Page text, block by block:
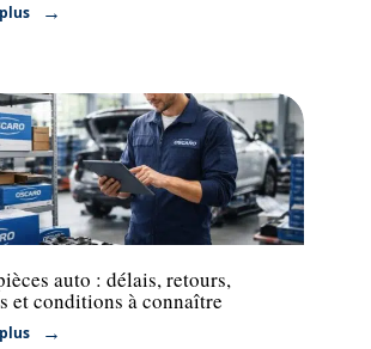
auto : délais, retours,
et conditions à connaître